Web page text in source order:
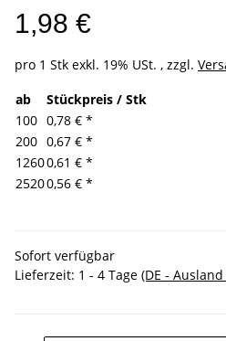
1,98 €
pro 1 Stk exkl. 19% USt. , zzgl.
ab
Stückpreis / Stk
100 0,78 € *
200 0,67 € *
12600,61 € *
25200,56 € *
Sofort verfügbar
Lieferzeit: 1 - 4 Tage (DE -